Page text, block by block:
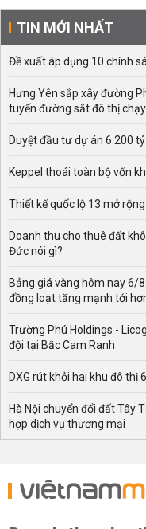
TIN MỚI NHẤT
Đề xuất áp dụng 10 chính
Hưng Yên sắp xây đường
tuyến đường sắt đô thị
Duyệt đầu tư dự án 6.200
Keppel thoái toàn bộ vốn
Thiết kế quốc lộ 13 mở
Doanh thu cho thuê đất
Đức nói gì?
Bảng giá vàng hôm nay 6/
đồng loạt tăng mạnh tới
Trường Phú Holdings -
đội tại Bắc Cam Ranh
DXG rút khỏi hai khu đô thị
Hà Nội chuyển đổi đất Tây
hợp dịch vụ thương mại